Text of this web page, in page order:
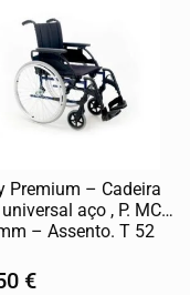
Premium – Cadeira
aço , P. MC,
– Assento. T 52
€